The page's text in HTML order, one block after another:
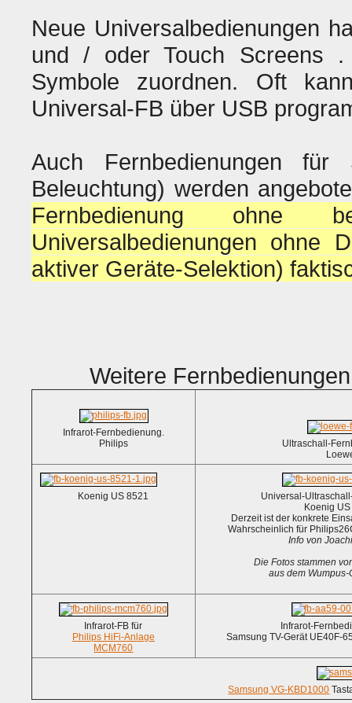
Neue Universalbedienungen
und / oder Touch Screens .
Symbole zuordnen. Oft
Universal-FB über USB
Auch Fernbedienungen
Beleuchtung) werden
Fernbedienung ohne
Universalbedienungen ohne
aktiver Geräte-Selektion)
Weitere
Infrarot-Fernbedienung.
Philips
Ultraschall-
Koenig US 8521
Universal-
Koenig
Derzeit ist der konkrete
Wahrscheinlich für
Info von
Die Fotos stammen
aus dem Wumpus-
Infrarot-FB für
Philips HiFi-Anlage
MCM760
Infrarot-
Samsung TV-Gerät UE40F-
Samsung VG-KBD1000